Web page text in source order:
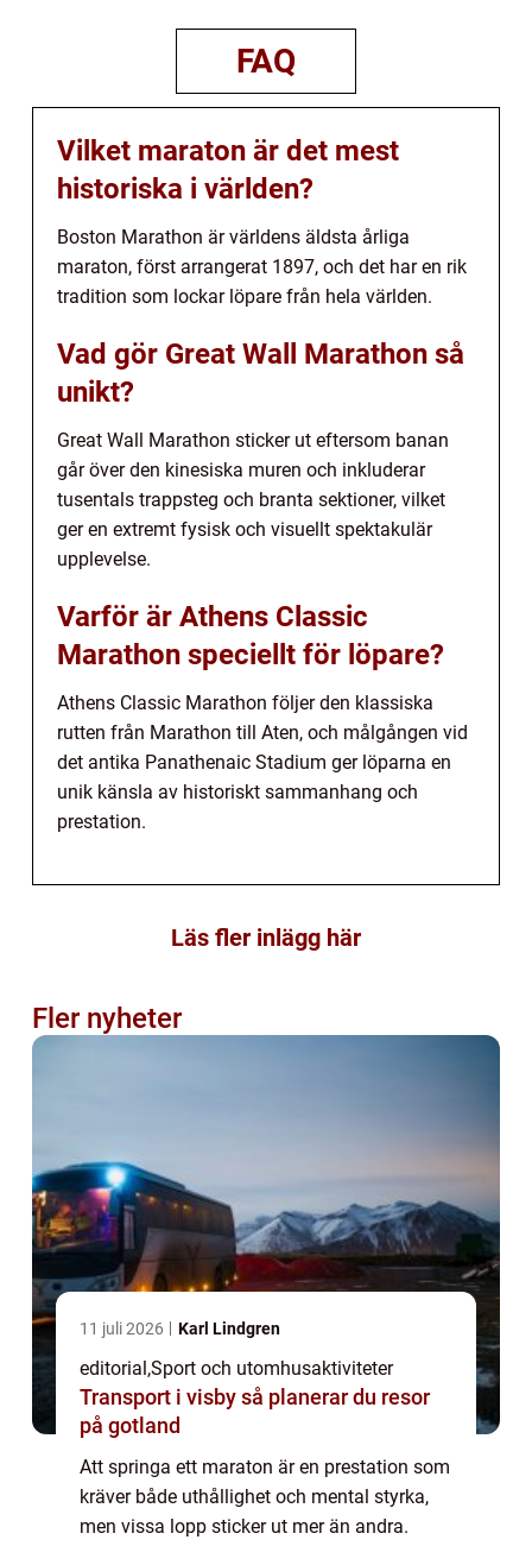
FAQ
Vilket maraton är det mest
historiska i världen?
Boston Marathon är världens äldsta årliga
maraton, först arrangerat 1897, och det har en rik
tradition som lockar löpare från hela världen.
Vad gör Great Wall Marathon så
unikt?
Great Wall Marathon sticker ut eftersom banan
går över den kinesiska muren och inkluderar
tusentals trappsteg och branta sektioner, vilket
ger en extremt fysisk och visuellt spektakulär
upplevelse.
Varför är Athens Classic
Marathon speciellt för löpare?
Athens Classic Marathon följer den klassiska
rutten från Marathon till Aten, och målgången vid
det antika Panathenaic Stadium ger löparna en
unik känsla av historiskt sammanhang och
prestation.
Läs fler inlägg här
Fler nyheter
11 juli 2026 Karl Lindgren
editorial,Sport och utomhusaktiviteter
Transport i visby så planerar du resor
på gotland
Att springa ett maraton är en prestation som
kräver både uthållighet och mental styrka,
men vissa lopp sticker ut mer än andra.